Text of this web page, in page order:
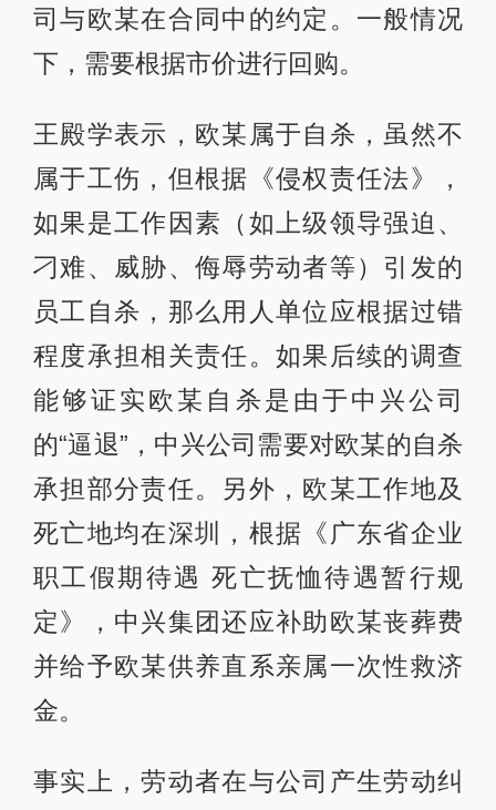
司与欧某在合同中的约定。一般情况
下，需要根据市价进行回购。
王殿学表示，欧某属于自杀，虽然不
属于工伤，但根据《侵权责任法》，
如果是工作因素（如上级领导强迫、
刁难、威胁、侮辱劳动者等）引发的
员工自杀，那么用人单位应根据过错
程度承担相关责任。如果后续的调查
能够证实欧某自杀是由于中兴公司
的“逼退”，中兴公司需要对欧某的自杀
承担部分责任。另外，欧某工作地及
死亡地均在深圳，根据《广东省企业
职工假期待遇 死亡抚恤待遇暂行规
定》，中兴集团还应补助欧某丧葬费
并给予欧某供养直系亲属一次性救济
金。
事实上，劳动者在与公司产生劳动纠